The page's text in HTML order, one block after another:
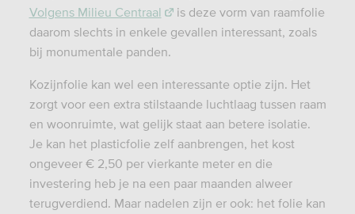
Volgens Milieu Centraal
is deze vorm van raamfolie
daarom slechts in enkele gevallen interessant, zoals
bij monumentale panden.
Kozijnfolie kan wel een interessante optie zijn. Het
zorgt voor een extra stilstaande luchtlaag tussen raam
en woonruimte, wat gelijk staat aan betere isolatie.
Je kan het plasticfolie zelf aanbrengen, het kost
ongeveer € 2,50 per vierkante meter en die
investering heb je na een paar maanden alweer
terugverdiend. Maar nadelen zijn er ook: het folie kan